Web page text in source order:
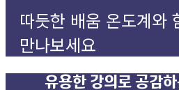
따듯한 배움 온도계와
만나보세요
유용한 강의로 공감하